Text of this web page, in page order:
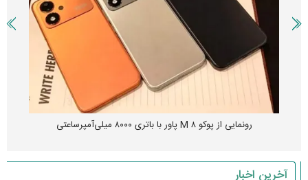
رونمایی از پوکو M ۸ پاور با باتری ۸۰۰۰ میلی‌آمپرساعتی
آخرین اخبار